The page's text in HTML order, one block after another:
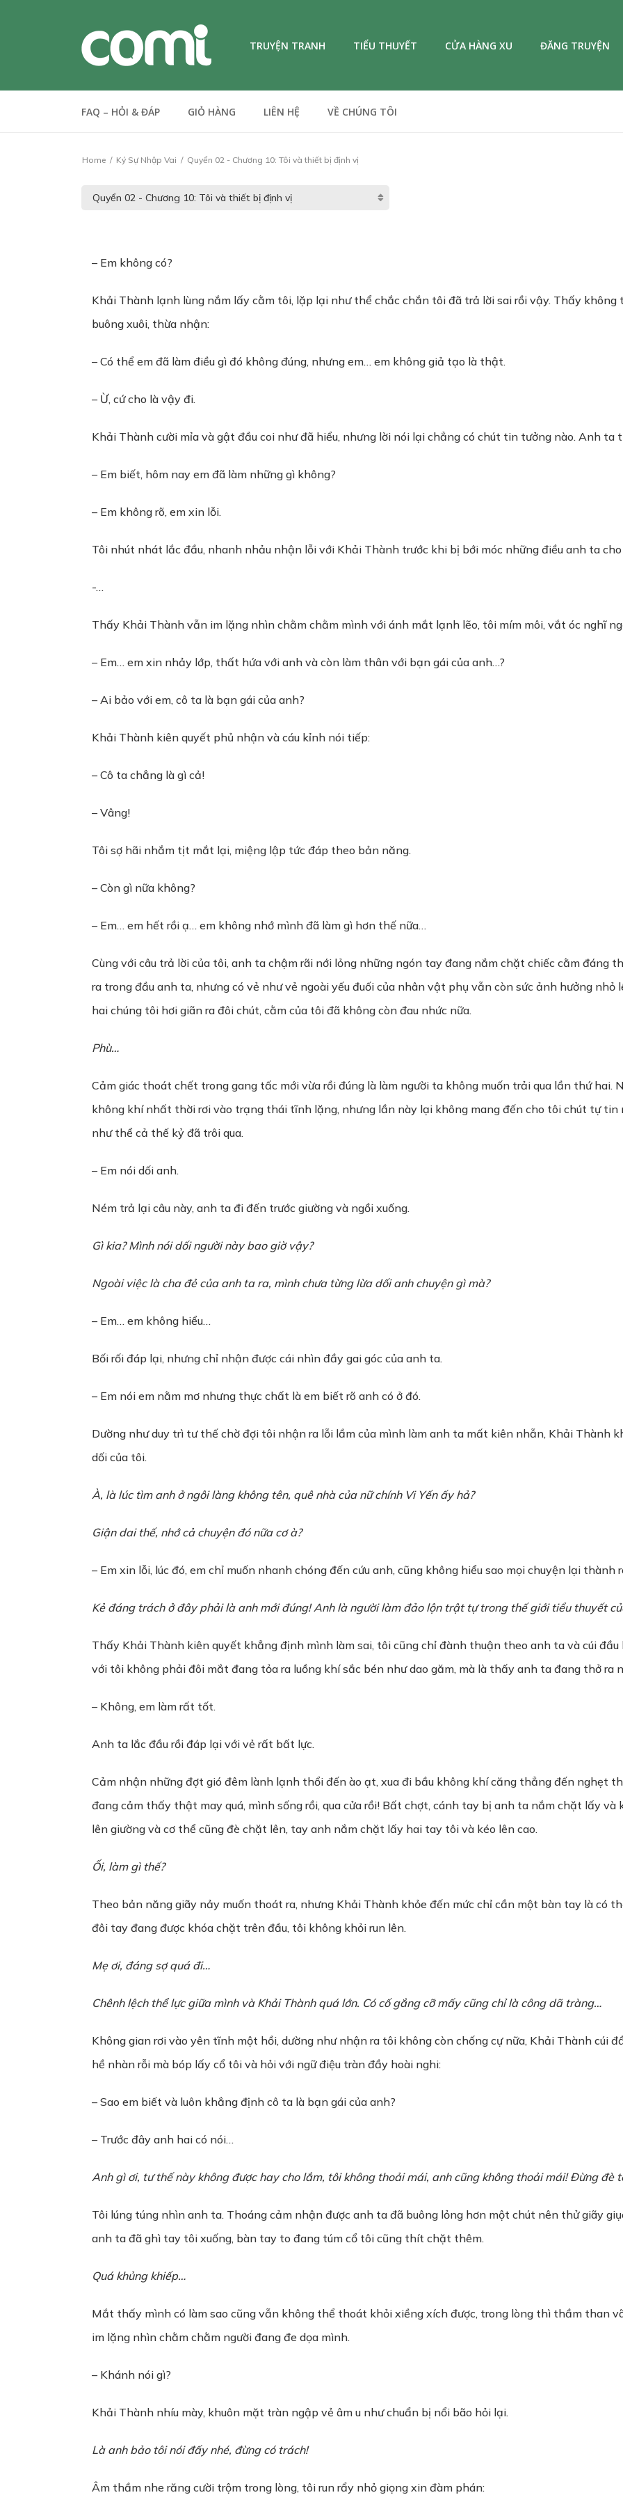
TRUYỆN TRANH TIỂU THUYẾT CỬA HÀNG XU ĐĂNG TRUYỆN
FAQ – HỎI & ĐÁP GIỎ HÀNG LIÊN HỆ VỀ CHÚNG TÔI
Home Ký Sự Nhập Vai Quyển 02 - Chương 10: Tôi và thiết bị định vị
– Em không có?
Khải Thành lạnh lùng nắm lấy cằm tôi, lặp lại như thể chắc chắn tôi đã trả lời sai rồi vậy. Thấy
buông xuôi, thừa nhận:
– Có thể em đã làm điều gì đó không đúng, nhưng em… em không giả tạo là thật.
– Ừ, cứ cho là vậy đi.
Khải Thành cười mỉa và gật đầu coi như đã hiểu, nhưng lời nói lại chẳng có chút tin tưởng nào. Anh ta
– Em biết, hôm nay em đã làm những gì không?
– Em không rõ, em xin lỗi.
Tôi nhút nhát lắc đầu, nhanh nhảu nhận lỗi với Khải Thành trước khi bị bới móc những điều anh ta
-…
Thấy Khải Thành vẫn im lặng nhìn chằm chằm mình với ánh mắt lạnh lẽo, tôi mím môi, vắt óc nghĩ
– Em… em xin nhảy lớp, thất hứa với anh và còn làm thân với bạn gái của anh…?
– Ai bảo với em, cô ta là bạn gái của anh?
Khải Thành kiên quyết phủ nhận và cáu kỉnh nói tiếp:
– Cô ta chẳng là gì cả!
– Vâng!
Tôi sợ hãi nhắm tịt mắt lại, miệng lập tức đáp theo bản năng.
– Còn gì nữa không?
– Em… em hết rồi ạ… em không nhớ mình đã làm gì hơn thế nữa…
Cùng với câu trả lời của tôi, anh ta chậm rãi nới lỏng những ngón tay đang nắm chặt chiếc cằm đáng
ra trong đầu anh ta, nhưng có vẻ như vẻ ngoài yếu đuối của nhân vật phụ vẫn còn sức ảnh hưởng nhỏ
hai chúng tôi hơi giãn ra đôi chút, cằm của tôi đã không còn đau nhức nữa.
Phù…
Cảm giác thoát chết trong gang tấc mới vừa rồi đúng là làm người ta không muốn trải qua lần thứ hai.
không khí nhất thời rơi vào trạng thái tĩnh lặng, nhưng lần này lại không mang đến cho tôi chút tự tin
như thể cả thế kỷ đã trôi qua.
– Em nói dối anh.
Ném trả lại câu này, anh ta đi đến trước giường và ngồi xuống.
Gì kia? Mình nói dối người này bao giờ vậy?
Ngoài việc là cha đẻ của anh ta ra, mình chưa từng lừa dối anh chuyện gì mà?
– Em… em không hiểu…
Bối rối đáp lại, nhưng chỉ nhận được cái nhìn đầy gai góc của anh ta.
– Em nói em nằm mơ nhưng thực chất là em biết rõ anh có ở đó.
Dường như duy trì tư thế chờ đợi tôi nhận ra lỗi lầm của mình làm anh ta mất kiên nhẫn, Khải Thành
dối của tôi.
À, là lúc tìm anh ở ngôi làng không tên, quê nhà của nữ chính Vi Yến ấy hả?
Giận dai thế, nhớ cả chuyện đó nữa cơ à?
– Em xin lỗi, lúc đó, em chỉ muốn nhanh chóng đến cứu anh, cũng không hiểu sao mọi chuyện lại thành
Kẻ đáng trách ở đây phải là anh mới đúng! Anh là người làm đảo lộn trật tự trong thế giới tiểu thuyết
Thấy Khải Thành kiên quyết khẳng định mình làm sai, tôi cũng chỉ đành thuận theo anh ta và cúi
với tôi không phải đôi mắt đang tỏa ra luồng khí sắc bén như dao găm, mà là thấy anh ta đang thở ra
– Không, em làm rất tốt.
Anh ta lắc đầu rồi đáp lại với vẻ rất bất lực.
Cảm nhận những đợt gió đêm lành lạnh thổi đến ào ạt, xua đi bầu không khí căng thẳng đến nghẹt
đang cảm thấy thật may quá, mình sống rồi, qua cửa rồi! Bất chợt, cánh tay bị anh ta nắm chặt lấy
lên giường và cơ thể cũng đè chặt lên, tay anh nắm chặt lấy hai tay tôi và kéo lên cao.
Ối, làm gì thế?
Theo bản năng giãy nảy muốn thoát ra, nhưng Khải Thành khỏe đến mức chỉ cần một bàn tay là có
đôi tay đang được khóa chặt trên đầu, tôi không khỏi run lên.
Mẹ ơi, đáng sợ quá đi…
Chênh lệch thể lực giữa mình và Khải Thành quá lớn. Có cố gắng cỡ mấy cũng chỉ là công dã tràng…
Không gian rơi vào yên tĩnh một hồi, dường như nhận ra tôi không còn chống cự nữa, Khải Thành cúi
hề nhàn rỗi mà bóp lấy cổ tôi và hỏi với ngữ điệu tràn đầy hoài nghi:
– Sao em biết và luôn khẳng định cô ta là bạn gái của anh?
– Trước đây anh hai có nói…
Anh gì ơi, tư thế này không được hay cho lắm, tôi không thoải mái, anh cũng không thoải mái! Đừng đè
Tôi lúng túng nhìn anh ta. Thoáng cảm nhận được anh ta đã buông lỏng hơn một chút nên thử giãy
anh ta đã ghì tay tôi xuống, bàn tay to đang túm cổ tôi cũng thít chặt thêm.
Quá khủng khiếp…
Mắt thấy mình có làm sao cũng vẫn không thể thoát khỏi xiềng xích được, trong lòng thì thầm than
im lặng nhìn chằm chằm người đang đe dọa mình.
– Khánh nói gì?
Khải Thành nhíu mày, khuôn mặt tràn ngập vẻ âm u như chuẩn bị nổi bão hỏi lại.
Là anh bảo tôi nói đấy nhé, đừng có trách!
Âm thầm nhe răng cười trộm trong lòng, tôi run rẩy nhỏ giọng xin đàm phán: